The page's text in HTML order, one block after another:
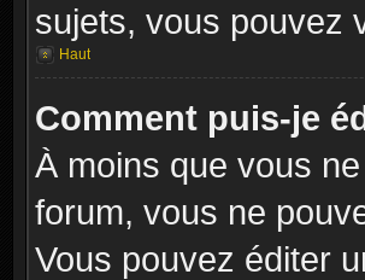
sujets, vous pouvez
Haut
Comment puis-je
À moins que vous
forum, vous ne
Vous pouvez éditer